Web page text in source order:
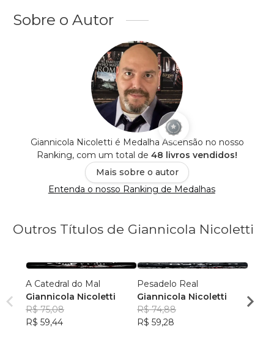
Sobre o Autor
Giannicola Nicoletti é Medalha Ascensão no nosso
Ranking, com um total de 48 livros vendidos!
Mais sobre o autor
Entenda o nosso Ranking de Medalhas
Outros Títulos de Giannicola Nicoletti
A Catedral do Mal
Giannicola Nicoletti
R$ 75,08
R$ 59,44
Pesadelo Real
Giannicola Nicoletti
R$ 74,88
R$ 59,28
R$